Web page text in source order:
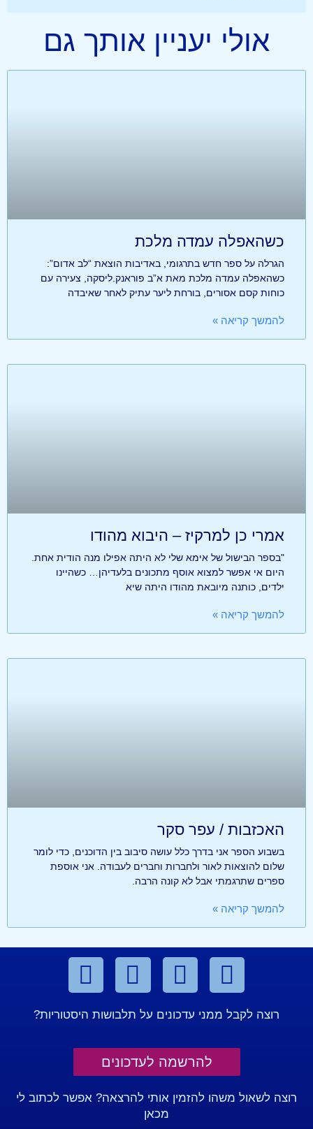
אולי יעניין אותך גם
כשהאפלה עמדה מלכת
הגרלה על ספר חדש בתרגומי, באדיבות הוצאת “לב אדום”:
כשהאפלה עמדה מלכת מאת א”ב פוראנק.ליסקה, צעירה עם
כוחות קסם אסורים, בורחת ליער עתיק לאחר שאיבדה
להמשך קריאה »
אמרי כן למרקיז – היבוא מהודו
"בספר הבישול של אימא שלי לא היתה אפילו מנה הודית אחת.
היום אי אפשר למצוא אוסף מתכונים בלעדיהן… כשהיינו
ילדים, כותנה מיובאת מהודו היתה שיא
להמשך קריאה »
האכזבות / עפר סקר
בשבוע הספר אני בדרך כלל עושה סיבוב בין הדוכנים, כדי לומר
שלום להוצאות לאור ולחברות וחברים לעבודה. אני אוספת
ספרים שתרגמתי אבל לא קונה הרבה.
להמשך קריאה »
רוצה לקבל ממני עדכונים על תלבושות היסטוריות?
להרשמה לעדכונים
רוצה לשאול משהו להזמין אותי להרצאה? אפשר לכתוב לי
מכאן